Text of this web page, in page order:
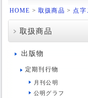
HOME > 取扱商品 > 点字
取扱商品
出版物
定期刊行物
月刊公明
公明グラフ